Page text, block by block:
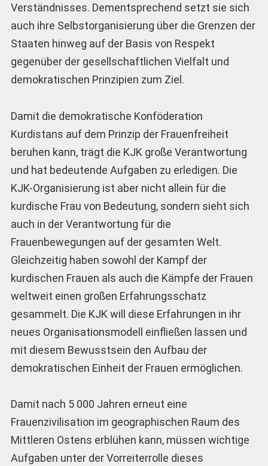
Verständnisses. Dementsprechend setzt sie sich
auch ihre Selbstorganisierung über die Grenzen der
Staaten hinweg auf der Basis von Respekt
gegenüber der gesellschaftlichen Vielfalt und
demokratischen Prinzipien zum Ziel.
Damit die demokratische Konföderation
Kurdistans auf dem Prinzip der Frauenfreiheit
beruhen kann, trägt die KJK große Verantwortung
und hat bedeutende Aufgaben zu erledigen. Die
KJK-Organisierung ist aber nicht allein für die
kurdische Frau von Bedeutung, sondern sieht sich
auch in der Verantwortung für die
Frauenbewegungen auf der gesamten Welt.
Gleichzeitig haben sowohl der Kampf der
kurdischen Frauen als auch die Kämpfe der Frauen
weltweit einen großen Erfahrungsschatz
gesammelt. Die KJK will diese Erfahrungen in ihr
neues Organisationsmodell einfließen lassen und
mit diesem Bewusstsein den Aufbau der
demokratischen Einheit der Frauen ermöglichen.
Damit nach 5 000 Jahren erneut eine
Frauenzivilisation im geographischen Raum des
Mittleren Ostens erblühen kann, müssen wichtige
Aufgaben unter der Vorreiterrolle dieses